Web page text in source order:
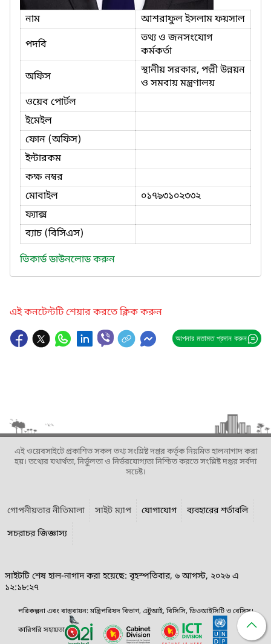
নাম
আশরাফুল ইসলাম ফয়সাল
পদবি
তথ্য ও জনসংযোগ
কর্মকর্তা
অফিস
স্থানীয় সরকার, পল্লী উন্নয়ন
ও সমবায় মন্ত্রণালয়
ওয়েব পোর্টল
ইমেইল
ফোন (অফিস)
ইন্টারকম
কক্ষ নম্বর
মোবাইল
০১৭৯৩১০২৩৩২
ফ্যাক্স
ব্যাচ (বিসিএস)
ভিকার্ড ডাউনলোড করুন
এই কনটেন্টটি শেয়ার করতে ক্লিক করুন
আপনার মতামত প্রদান করুন
এই ওয়েবসাইটে প্রকাশিত সকল তথ্য সংশ্লিষ্ট দপ্তর কর্তৃক নিয়মিত হালনাগাদ করা
হয়। তথ্যের যথার্থতা, নির্ভুলতা ও নির্ভরযোগ্যতা নিশ্চিত করতে সংশ্লিষ্ট দপ্তর সর্বদা
সচেষ্ট।
গোপনীয়তার নীতিমালা সাইট ম্যাপ যোগাযোগ
ব্যবহারের শর্তাবলি
সচরাচর জিজ্ঞাস্য
সাইটটি শেষ হাল-নাগাদ করা হয়েছে: বৃহস্পতিবার, ৬ আগস্ট, ২০২৬ এ
১২:১৮:২৭
পরিকল্পনা এবং বাস্তবায়ন: মন্ত্রিপরিষদ বিভাগ, এটুআই, বিসিসি, ডিওআইসিটি ও বেসিস।
কারিগরি সহায়তা